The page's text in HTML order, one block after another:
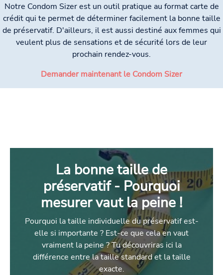
Notre Condom Sizer est un outil pratique au format carte de
crédit qui te permet de déterminer facilement la bonne taille
de préservatif. D'ailleurs, il est aussi destiné aux femmes qui
veulent plus de sensations et de sécurité lors de leur
prochain rendez-vous.
Demander maintenant le Condom Sizer
La bonne taille de
préservatif - Pourquoi
mesurer vaut la peine !
Pourquoi la taille individuelle du préservatif est-
elle si importante ? Est-ce que cela en vaut
vraiment la peine ? Tu découvriras ici la
différence entre la taille standard et la taille
exacte.